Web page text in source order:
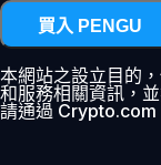
買入 PENGU
本網站之設立目的
和服務相關資訊，
請通過 Crypto.com